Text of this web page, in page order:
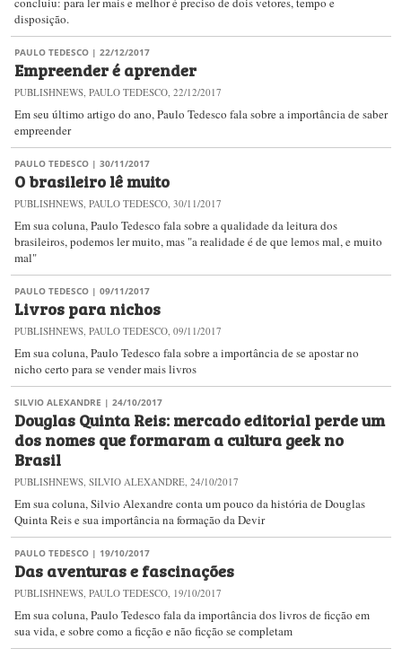
disposição.
PAULO TEDESCO | 22/12/2017
Empreender é aprender
PUBLISHNEWS, PAULO TEDESCO, 22/12/2017
Em seu último artigo do ano, Paulo Tedesco fala sobre a importância de saber
empreender
PAULO TEDESCO | 30/11/2017
O brasileiro lê muito
PUBLISHNEWS, PAULO TEDESCO, 30/11/2017
Em sua coluna, Paulo Tedesco fala sobre a qualidade da leitura dos
brasileiros, podemos ler muito, mas "a realidade é de que lemos mal, e muito
mal"
PAULO TEDESCO | 09/11/2017
Livros para nichos
PUBLISHNEWS, PAULO TEDESCO, 09/11/2017
Em sua coluna, Paulo Tedesco fala sobre a importância de se apostar no
nicho certo para se vender mais livros
SILVIO ALEXANDRE | 24/10/2017
Douglas Quinta Reis: mercado editorial perde um
dos nomes que formaram a cultura geek no
Brasil
PUBLISHNEWS, SILVIO ALEXANDRE, 24/10/2017
Em sua coluna, Silvio Alexandre conta um pouco da história de Douglas
Quinta Reis e sua importância na formação da Devir
PAULO TEDESCO | 19/10/2017
Das aventuras e fascinações
PUBLISHNEWS, PAULO TEDESCO, 19/10/2017
Em sua coluna, Paulo Tedesco fala da importância dos livros de ficção em
sua vida, e sobre como a ficção e não ficção se completam